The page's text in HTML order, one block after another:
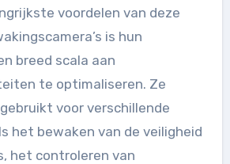
voordelen van deze
is hun
breed scala aan
te optimaliseren. Ze
voor verschillende
het bewaken van de veiligheid
het controleren van